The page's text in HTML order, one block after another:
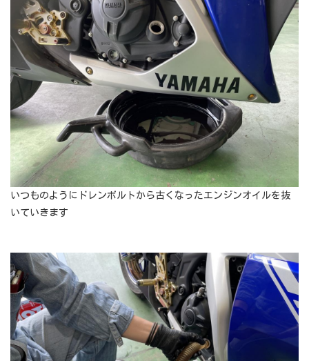
いつものようにドレンボルトから古くなったエンジンオイルを抜
いていきます